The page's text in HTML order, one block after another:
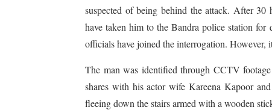
suspected of being behind the attack. After 30
have taken him to the Bandra police station
officials have joined the interrogation. However,
The man was identified through CCTV
shares with his actor wife Kareena Kapoor
fleeing down the stairs armed with a wooden